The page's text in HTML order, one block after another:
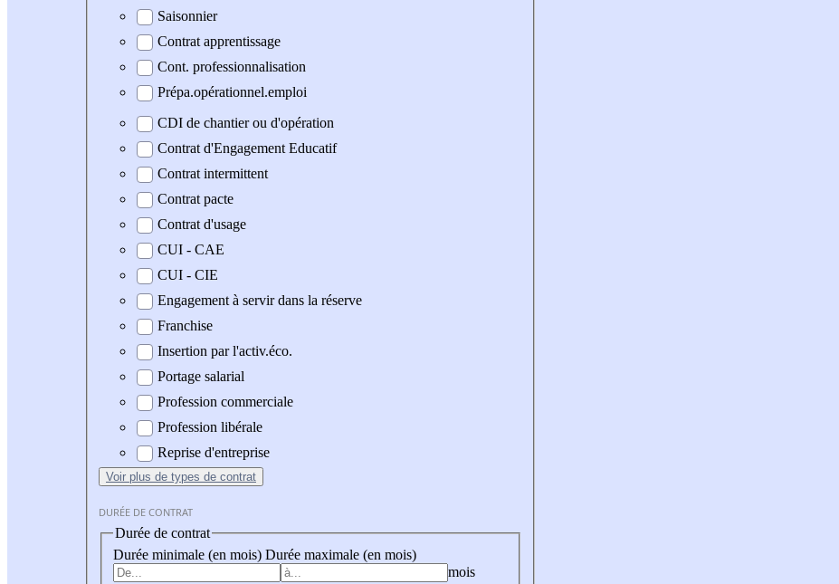
Saisonnier
Contrat apprentissage
Cont. professionnalisation
Prépa.opérationnel.emploi
CDI de chantier ou d'opération
Contrat d'Engagement Educatif
Contrat intermittent
Contrat pacte
Contrat d'usage
CUI - CAE
CUI - CIE
Engagement à servir dans la réserve
Franchise
Insertion par l'activ.éco.
Portage salarial
Profession commerciale
Profession libérale
Reprise d'entreprise
Voir plus de types de contrat
DURÉE DE CONTRAT
Durée de contrat
Durée minimale (en mois) Durée maximale (en mois)
mois